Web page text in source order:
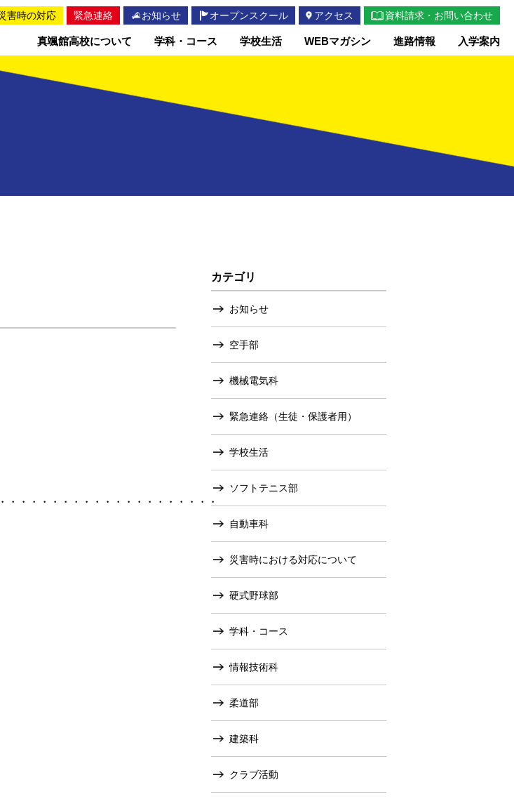
真颯館高校について
学科・コース 学校生活 WEBマガシン 進路情報 入学案内
害時の対応 緊急連絡 お知らせ オープンスクール アクセス 資料請求・お問い合わせ
・・・・・・・・・・・・・・・・・・・・
カテゴリ
お知らせ
空手部
機械電気科
緊急連絡（生徒・保護者用）
学校生活
ソフトテニス部
自動車科
災害時における対応について
硬式野球部
学科・コース
情報技術科
柔道部
建築科
クラブ活動